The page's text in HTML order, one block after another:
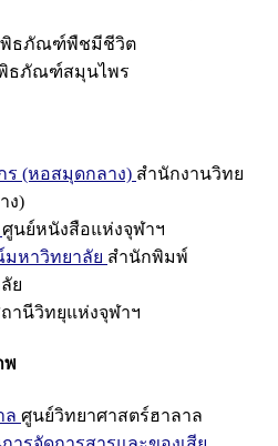
ธภัณฑ์พืชมีชีวิต
ธภัณฑ์สมุนไพร
ร (หอสมุดกลาง) สำนักงานวิทย
ง)
ศูนย์หนังสือแห่งจุฬาฯ
หาวิทยาลัย สำนักพิมพ์
ย
านีวิทยุแห่งจุฬาฯ
พ
ล ศูนย์วิทยาศาสตร์ฮาลาล